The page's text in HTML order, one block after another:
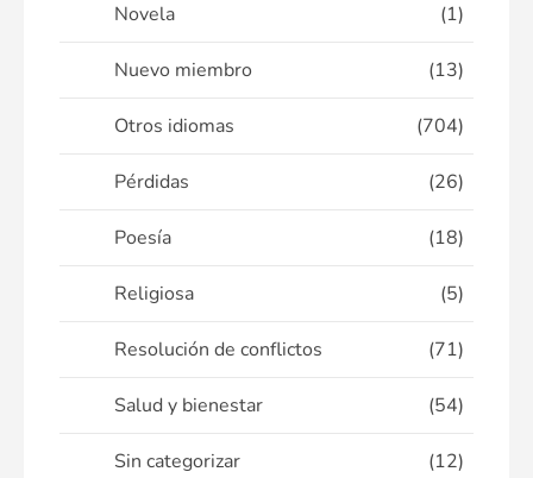
Novela (1)
Nuevo miembro (13)
Otros idiomas (704)
Pérdidas (26)
Poesía (18)
Religiosa (5)
Resolución de conflictos (71)
Salud y bienestar (54)
Sin categorizar (12)